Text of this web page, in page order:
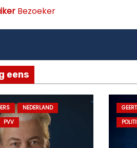
Bezoeker
eens
NEDERLAND
PVV